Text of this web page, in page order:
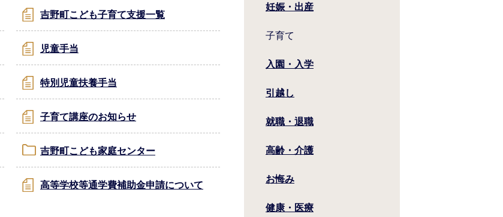
吉野町こども子育て支援一覧
児童手当
特別児童扶養手当
子育て講座のお知らせ
吉野町こども家庭センター
高等学校等通学費補助金申請について
妊娠・出産
子育て
入園・入学
引越し
就職・退職
高齢・介護
お悔み
健康・医療